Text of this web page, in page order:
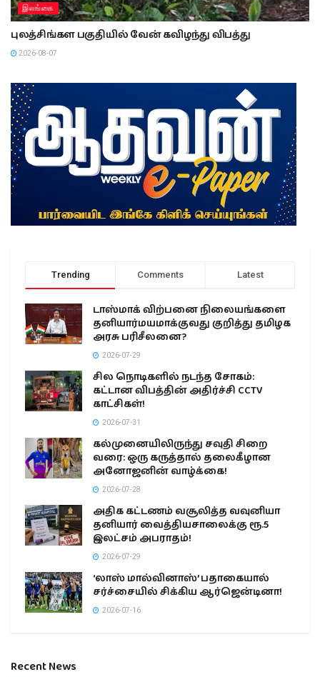
இலங்கை
புலத்சிங்கள பகுதியில் வேன் கவிழந்து விபத்து
2026-08-07
Trending Comments Latest
டாஸ்மாக் விற்பனை நிலையங்களை
தனியார்மயமாக்குவது குறித்து தமிழக
அரசு பரிசீலனை?
2026-07-29
சில நொடிகளில் நடந்த சோகம்:
கட்டான விபத்தின் அதிர்ச்சி CCTV
காட்சிகள்!
2026-07-31
கல்முனையிலிருந்து சவுதி சிறை
வரை: ஒரு கருத்தால் தலைகீழான
அனோஜனின் வாழ்க்கை!
2026-07-28
அதிக கட்டணம் வசூலித்த வவுனியா
தனியார் வைத்தியசாலைக்கு ரூ.5
இலட்சம் அபராதம்!
2026-07-29
‘லாஸ் மால்வினாஸ்’ பதாகையால்
சர்ச்சையில் சிக்கிய ஆர்ஜென்டினா!
2026-07-16
Recent News